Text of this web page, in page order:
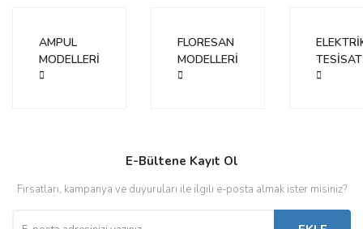
Bu ürüne benzer farklı alternatifler olmalı.
Gönder
AMPUL
MODELLERİ
FLORESAN
MODELLERİ
TESİSAT
E-Bültene Kayıt Ol
Fırsatları, kampanya ve duyuruları ile ilgili e-posta almak ister misiniz?